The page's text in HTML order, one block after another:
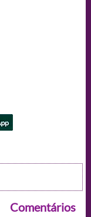
Comentários